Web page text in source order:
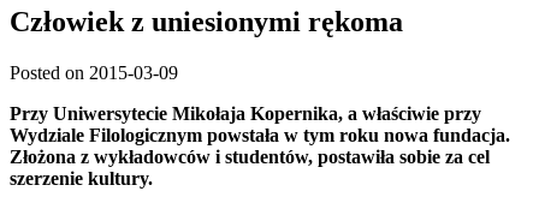
Człowiek z uniesionymi rękoma
Posted on 2015-03-09
Przy Uniwersytecie Mikołaja Kopernika, a właściwie przy
Wydziale Filologicznym powstała w tym roku nowa fundacja.
Złożona z wykładowców i studentów, postawiła sobie za cel
szerzenie kultury.